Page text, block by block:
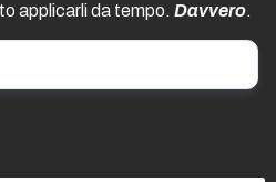
applicarli da tempo. Davvero.